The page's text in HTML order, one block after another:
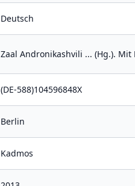
Deutsch
Zaal Andronikashvili ... (Hg.).
(DE-588)104596848X
Berlin
Kadmos